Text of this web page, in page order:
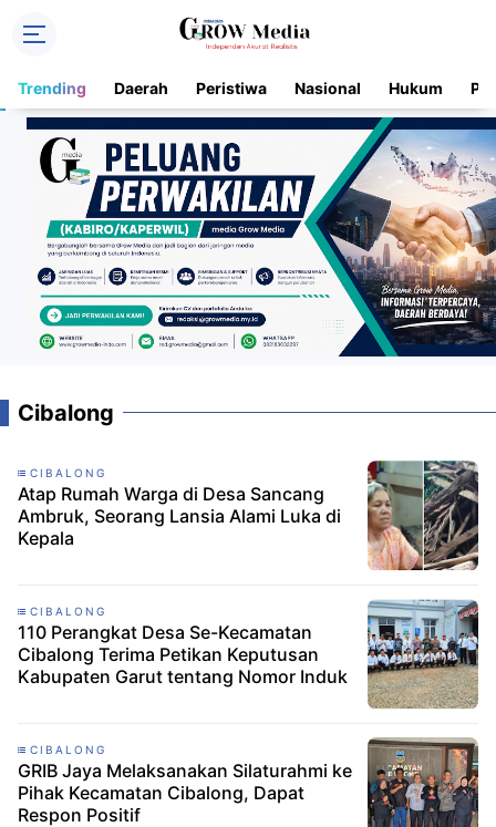
Trending Daerah Peristiwa Nasional Hukum
Cibalong
CIBALONG
Atap Rumah Warga di Desa Sancang
Ambruk, Seorang Lansia Alami Luka di
Kepala
CIBALONG
110 Perangkat Desa Se-Kecamatan
Cibalong Terima Petikan Keputusan
Kabupaten Garut tentang Nomor Induk
CIBALONG
GRIB Jaya Melaksanakan Silaturahmi ke
Pihak Kecamatan Cibalong, Dapat
Respon Positif